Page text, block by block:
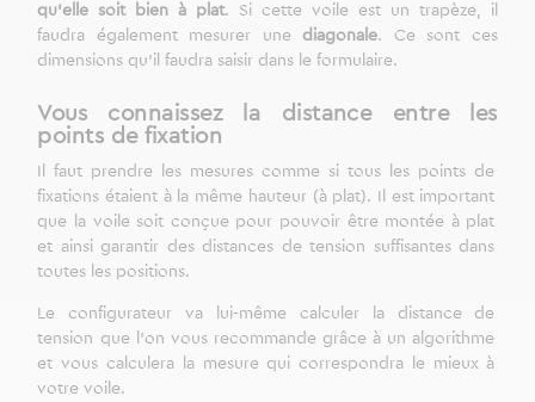
qu’elle soit bien à plat. Si cette voile est un trapèze, il
faudra également mesurer une diagonale. Ce sont ces
dimensions qu’il faudra saisir dans le formulaire.
Vous connaissez la distance entre les
points de fixation
Il faut prendre les mesures comme si tous les points de
fixations étaient à la même hauteur (à plat). Il est important
que la voile soit conçue pour pouvoir être montée à plat
et ainsi garantir des distances de tension suffisantes dans
toutes les positions.
Le configurateur va lui-même calculer la distance de
tension que l’on vous recommande grâce à un algorithme
et vous calculera la mesure qui correspondra le mieux à
votre voile.